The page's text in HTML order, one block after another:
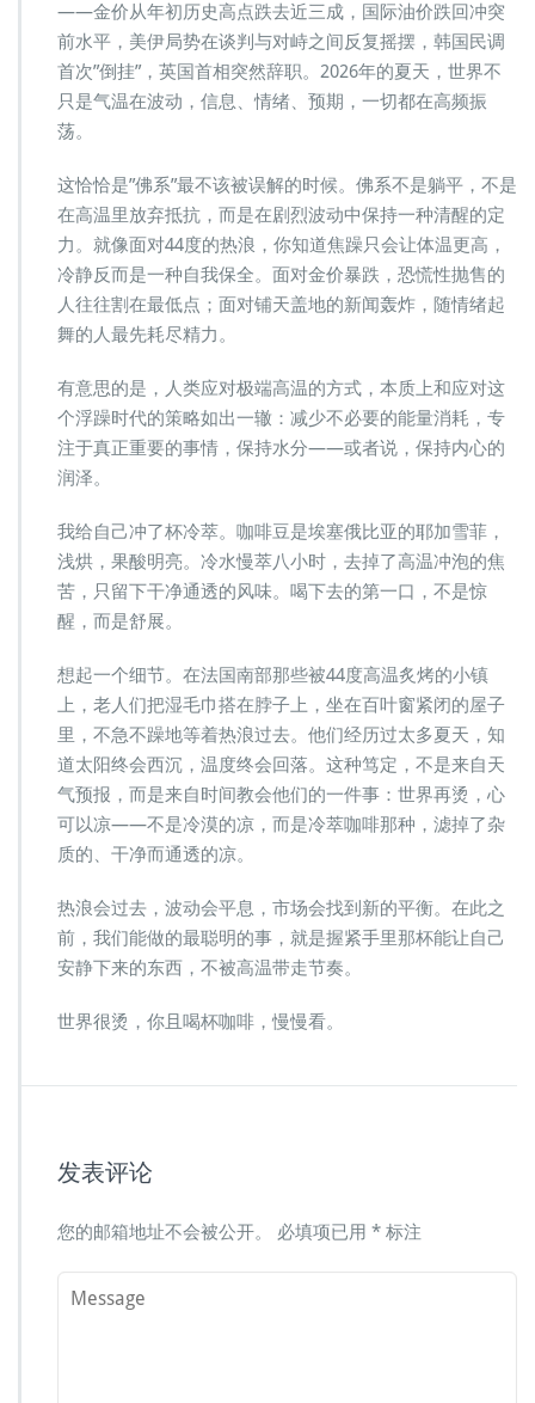
——金价从年初历史高点跌去近三成，国际油价跌回冲突
前水平，美伊局势在谈判与对峙之间反复摇摆，韩国民调
首次”倒挂”，英国首相突然辞职。2026年的夏天，世界不
只是气温在波动，信息、情绪、预期，一切都在高频振
荡。
这恰恰是”佛系”最不该被误解的时候。佛系不是躺平，不是
在高温里放弃抵抗，而是在剧烈波动中保持一种清醒的定
力。就像面对44度的热浪，你知道焦躁只会让体温更高，
冷静反而是一种自我保全。面对金价暴跌，恐慌性抛售的
人往往割在最低点；面对铺天盖地的新闻轰炸，随情绪起
舞的人最先耗尽精力。
有意思的是，人类应对极端高温的方式，本质上和应对这
个浮躁时代的策略如出一辙：减少不必要的能量消耗，专
注于真正重要的事情，保持水分——或者说，保持内心的
润泽。
我给自己冲了杯冷萃。咖啡豆是埃塞俄比亚的耶加雪菲，
浅烘，果酸明亮。冷水慢萃八小时，去掉了高温冲泡的焦
苦，只留下干净通透的风味。喝下去的第一口，不是惊
醒，而是舒展。
想起一个细节。在法国南部那些被44度高温炙烤的小镇
上，老人们把湿毛巾搭在脖子上，坐在百叶窗紧闭的屋子
里，不急不躁地等着热浪过去。他们经历过太多夏天，知
道太阳终会西沉，温度终会回落。这种笃定，不是来自天
气预报，而是来自时间教会他们的一件事：世界再烫，心
可以凉——不是冷漠的凉，而是冷萃咖啡那种，滤掉了杂
质的、干净而通透的凉。
热浪会过去，波动会平息，市场会找到新的平衡。在此之
前，我们能做的最聪明的事，就是握紧手里那杯能让自己
安静下来的东西，不被高温带走节奏。
世界很烫，你且喝杯咖啡，慢慢看。
发表评论
您的邮箱地址不会被公开。 必填项已用 * 标注